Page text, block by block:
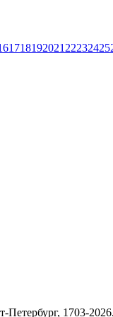
1718192021 22232425
1703-2026.